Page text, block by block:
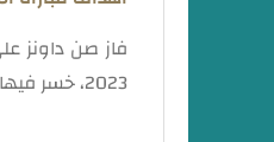
2023، خسر فيها الأهلي المصري أمام صن داونز بنتيجة 5-2.